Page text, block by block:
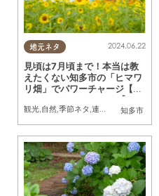
地元ネタ
知多市
2024.06.22
見頃は7月頃まで！本当は教
えたくない知多市の「ヒマワ
リ畑」でパワーチャージ【ぶ
らり、じもふぉと。#15】
観光,自然,季節ネタ ,連載 行ってみたレポ